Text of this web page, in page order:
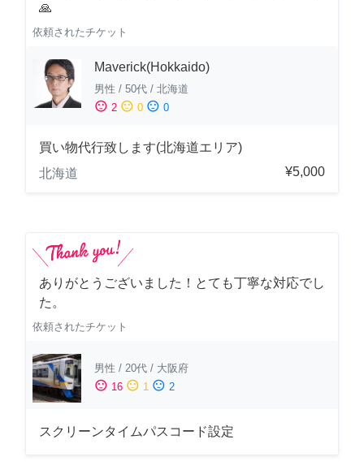
🙏
依頼されたチケット
Maverick(Hokkaido)
男性 / 50代 / 北海道
sentiment_satisfied 2 sentiment_neutral 0 sentiment_dissatisfied 0
買い物代行致します(北海道エリア)
北海道
¥5,000
ありがとうございました！とても丁寧な対応でし
た。
依頼されたチケット
男性 / 20代 / 大阪府
sentiment_satisfied 16 sentiment_neutral 1 sentiment_dissatisfied 2
スクリーンタイムパスコード設定